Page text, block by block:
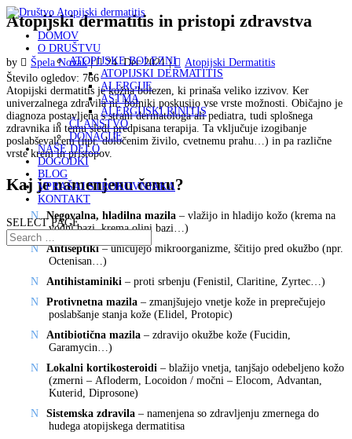
DOMOV
O DRUŠTVU
ATOPIJSKE BOLEZNI
ATOPIJSKI DERMATITIS
ALERGIJE
ASTMA
ALERGIJSKI RINITIS
ČLANSTVO
DONACIJE
NAŠE DELO
DOGODKI
BLOG
VPRAŠAJ STROKOVNJAKA
KONTAKT
SELECT PAGE
Atopijski dermatitis in pristopi zdravstva
by Špela Novak| 24. Dec 2021|
Atopijski Dermatitis
Število ogledov: 766
Atopijski dermatitis je kožna bolezen, ki prinaša veliko izzivov. Ker
univerzalnega zdravila ni, bolniki poskusijo vse vrste možnosti. Običajno je
diagnoza postavljena s strani dermatologa ali pediatra, tudi splošnega
zdravnika in temu sledi predpisana terapija. Ta vključuje izogibanje
poslabševalcem (npr. določenim živilo, cvetnemu prahu…) in pa različne
vrste krem in pristopov.
Kaj je namenjenu čemu?
Negovalna, hladilna mazila – vlažijo in hladijo kožo (krema na
vodni bazi, krema oljni bazi…)
Antiseptiki– uničujejo mikroorganizme, ščitijo pred okužbo (npr.
Octenisan…)
Antihistaminiki – proti srbenju (Fenistil, Claritine, Zyrtec…)
Protivnetna mazila – zmanjšujejo vnetje kože in preprečujejo
poslabšanje stanja kože (Elidel, Protopic)
Antibiotična mazila – zdravijo okužbe kože (Fucidin,
Garamycin…)
Lokalni kortikosteroidi – blažijo vnetja, tanjšajo odebeljeno kožo
(zmerni – Afloderm, Locoidon / močni – Elocom, Advantan,
Kuterid, Diprosone)
Sistemska zdravila – namenjena so zdravljenju zmernega do
hudega atopijskega dermatitisa